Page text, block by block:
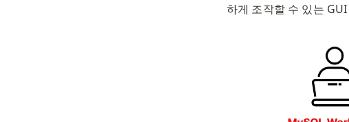
하게 조작할 수 있는